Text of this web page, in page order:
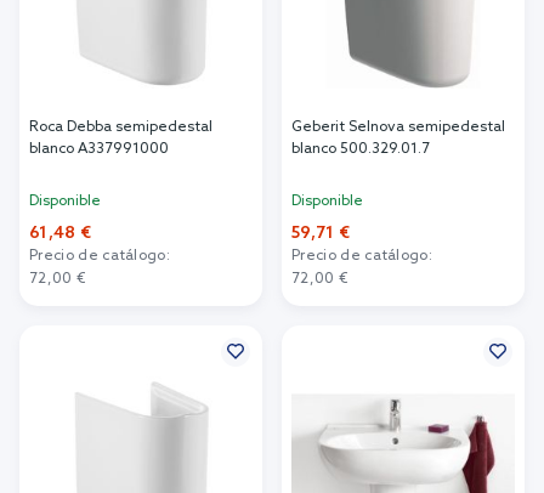
Roca Debba semipedestal
blanco A337991000
Disponible
61,48 €
Precio de catálogo:
72,00 €
Geberit Selnova semipedestal
blanco 500.329.01.7
Disponible
59,71 €
Precio de catálogo:
72,00 €